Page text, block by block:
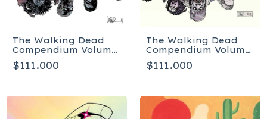
The Walking Dead
Compendium Volume
4 - Tapa Blanda
$111.000
The Walking Dead
Compendium Volume
2 - Tapa blanda
$111.000